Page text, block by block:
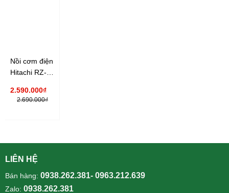
Nồi cơm điện
Hitachi RZ-
lít
2.590.000₫
2.690.000₫
LIÊN HỆ
Bán hàng: 0938.262.381- 0963.212.639
Zalo: 0938.262.381